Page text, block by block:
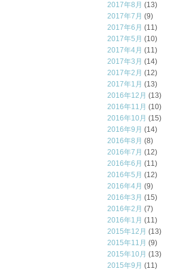
2017年8月 (13)
2017年7月 (9)
2017年6月 (11)
2017年5月 (10)
2017年4月 (11)
2017年3月 (14)
2017年2月 (12)
2017年1月 (13)
2016年12月 (13)
2016年11月 (10)
2016年10月 (15)
2016年9月 (14)
2016年8月 (8)
2016年7月 (12)
2016年6月 (11)
2016年5月 (12)
2016年4月 (9)
2016年3月 (15)
2016年2月 (7)
2016年1月 (11)
2015年12月 (13)
2015年11月 (9)
2015年10月 (13)
2015年9月 (11)